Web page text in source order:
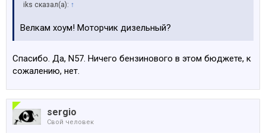
iks сказал(а): ↑
Велкам хоум! Моторчик дизельный?
Спасибо. Да, N57. Ничего бензинового в этом бюджете, к
сожалению, нет.
sergio
Свой человек